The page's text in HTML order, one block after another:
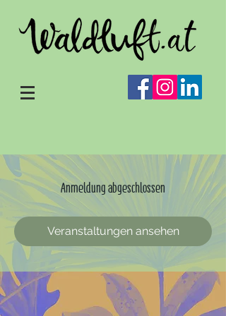
Anmeldung abgeschlossen
Veranstaltungen ansehen